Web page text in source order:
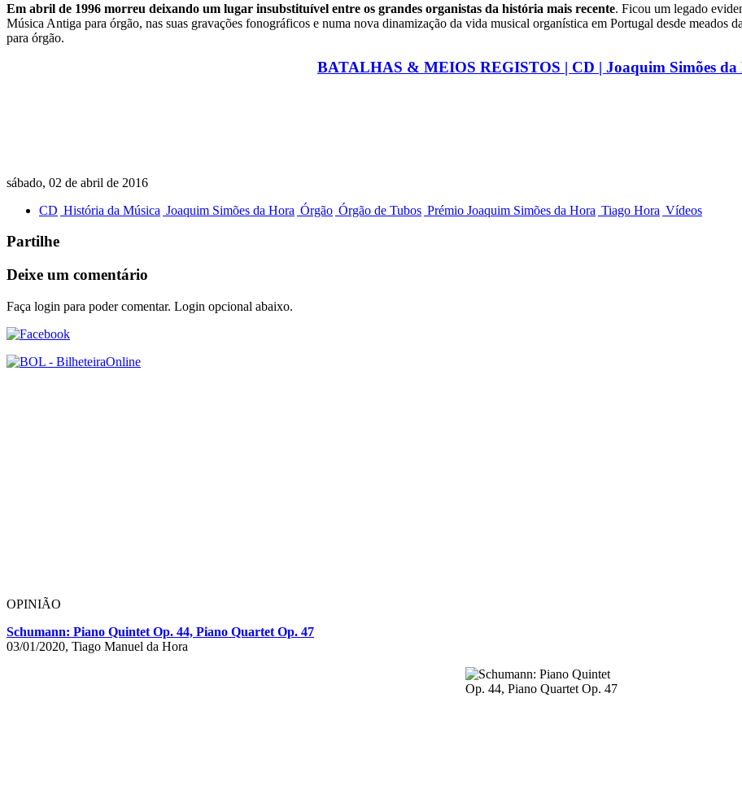
Em abril de 1996 morreu deixando um lugar insubstituível entre os grandes organistas da história mais recente. Ficou um legado
Música Antiga para órgão, nas suas gravações fonográficos e numa nova dinamização da vida musical organística em Portugal desde meados
para órgão.
BATALHAS & MEIOS REGISTOS | CD | Joaquim Simões da
sábado, 02 de abril de 2016
CD História da Música Joaquim Simões da Hora Órgão Órgão de Tubos Prémio Joaquim Simões da Hora Tiago Hora Vídeos
Partilhe
Deixe um comentário
Faça login para poder comentar. Login opcional abaixo.
OPINIÃO
Schumann: Piano Quintet Op. 44, Piano Quartet Op. 47
03/01/2020, Tiago Manuel da Hora